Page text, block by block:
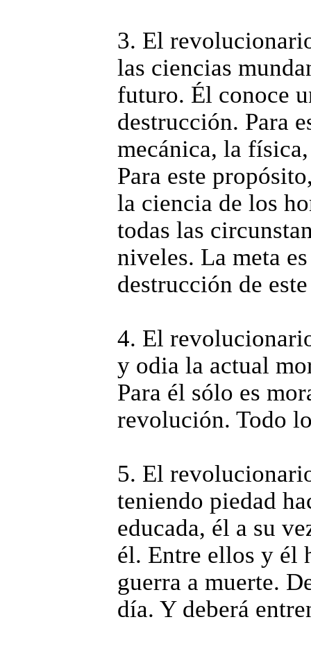
3. El
las ciencias
futuro. Él conoce
destrucción. Para
mecánica, la
Para este
la ciencia de los
todas las
niveles. La meta
destrucción de
4. El
y odia la actual
Para él sólo es
revolución. Todo
5. El
teniendo piedad
educada, él a su
él. Entre ellos y él
guerra a muerte.
día. Y deberá